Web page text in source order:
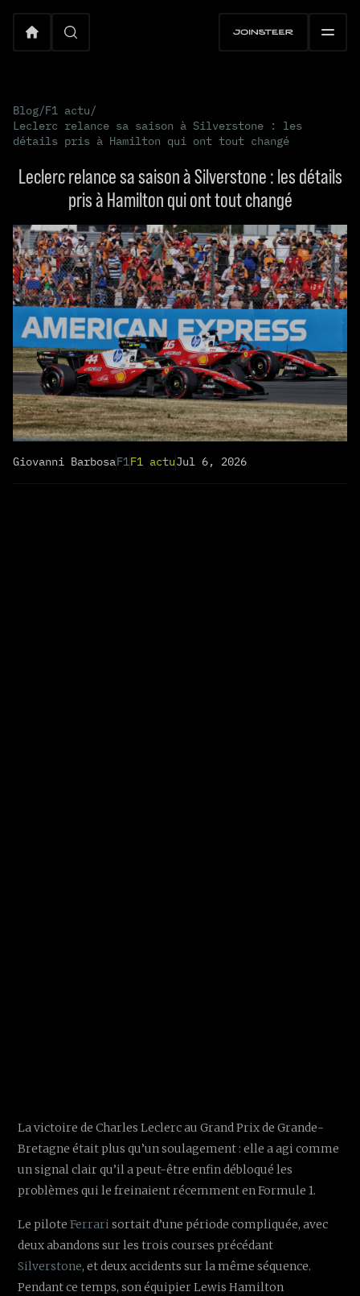
Blog/F1 actu/
Leclerc relance sa saison à Silverstone : les
détails pris à Hamilton qui ont tout changé
Leclerc relance sa saison à Silverstone : les détails
pris à Hamilton qui ont tout changé
Giovanni BarbosaF1F1 actuJul 6, 2026
La victoire de Charles Leclerc au Grand Prix de Grande-
Bretagne était plus qu’un soulagement : elle a agi comme
un signal clair qu’il a peut-être enfin débloqué les
problèmes qui le freinaient récemment en Formule 1.
Le piloteFerrari sortait d’une période compliquée, avec
deux abandons sur les trois courses précédant
Silverstone, et deux accidents sur la même séquence.
Pendant ce temps, son équipier Lewis Hamilton